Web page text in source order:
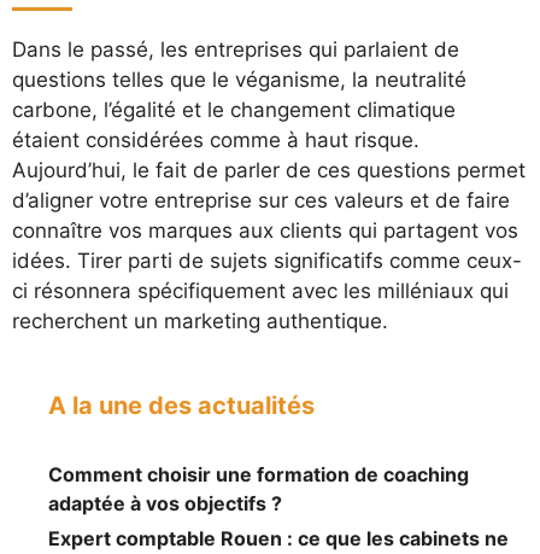
Dans le passé, les entreprises qui parlaient de
questions telles que le véganisme, la neutralité
carbone, l’égalité et le changement climatique
étaient considérées comme à haut risque.
Aujourd’hui, le fait de parler de ces questions permet
d’aligner votre entreprise sur ces valeurs et de faire
connaître vos marques aux clients qui partagent vos
idées. Tirer parti de sujets significatifs comme ceux-
ci résonnera spécifiquement avec les milléniaux qui
recherchent un marketing authentique.
A la une des actualités
Comment choisir une formation de coaching
adaptée à vos objectifs ?
Expert comptable Rouen : ce que les cabinets ne